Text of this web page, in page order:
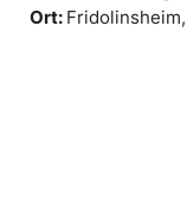
Ort: